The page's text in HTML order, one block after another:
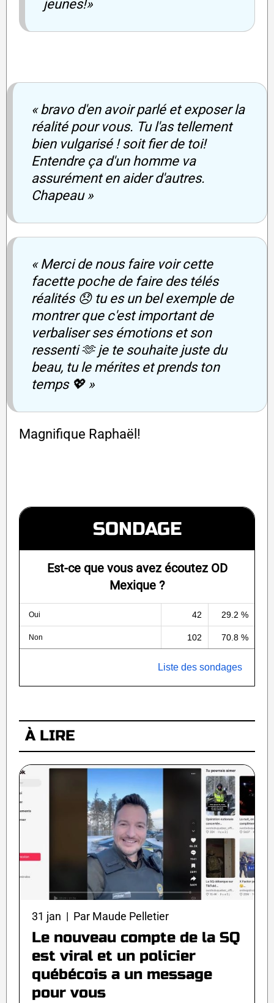
jeunes!»
« bravo d'en avoir parlé et exposer la
réalité pour vous. Tu l'as tellement
bien vulgarisé ! soit fier de toi!
Entendre ça d'un homme va
assurément en aider d'autres.
Chapeau »
« Merci de nous faire voir cette
facette poche de faire des télés
réalités 😞 tu es un bel exemple de
montrer que c'est important de
verbaliser ses émotions et son
ressenti 🫶 je te souhaite juste du
beau, tu le mérites et prends ton
temps 💖 »
Magnifique Raphaël!
SONDAGE
Est-ce que vous avez écoutez OD
Mexique ?
Oui 42 29.2 %
Non 102 70.8 %
Liste des sondages
À LIRE
31 jan | Par Maude Pelletier
Le nouveau compte de la SQ
est viral et un policier
québécois a un message
pour vous